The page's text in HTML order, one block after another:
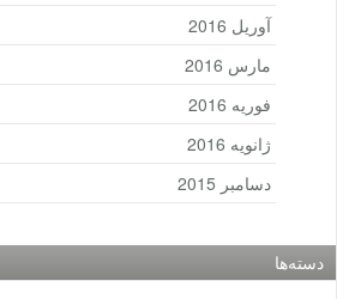
آوریل 2016
مارس 2016
فوریه 2016
ژانویه 2016
دسامبر 2015
دسته‌ها